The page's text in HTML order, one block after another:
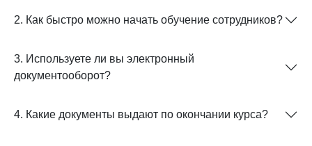
2. Как быстро можно начать обучение сотрудников?
3. Используете ли вы электронный
документооборот?
4. Какие документы выдают по окончании курса?